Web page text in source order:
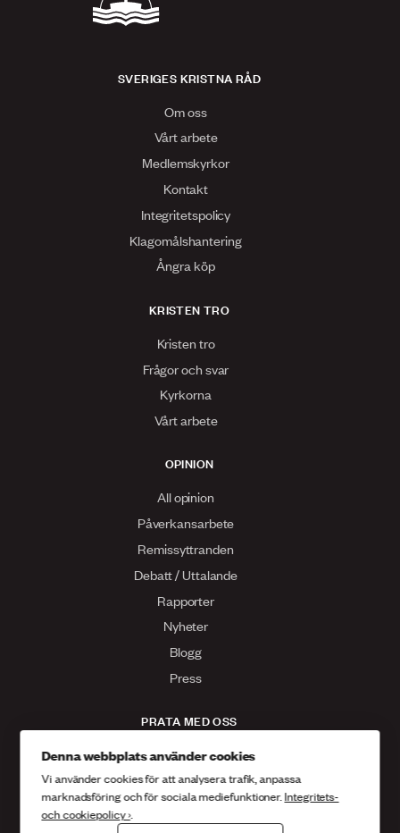
SVERIGES KRISTNA RÅD
Om oss
Vårt arbete
Medlemskyrkor
Kontakt
Integritetspolicy
Klagomålshantering
Ångra köp
KRISTEN TRO
Kristen tro
Frågor och svar
Kyrkorna
Vårt arbete
OPINION
All opinion
Påverkansarbete
Remissyttranden
Debatt / Uttalande
Rapporter
Nyheter
Blogg
Press
PRATA MED OSS
Kontakta oss
Facebook
Twitter
Denna webbplats använder cookies
Vi använder cookies för att analysera trafik, anpassa
marknadsföring och för sociala mediefunktioner.Integritets-
och cookiepolicy ›.